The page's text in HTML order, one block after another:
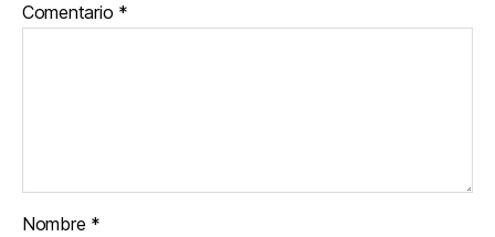
Comentario *
Nombre *